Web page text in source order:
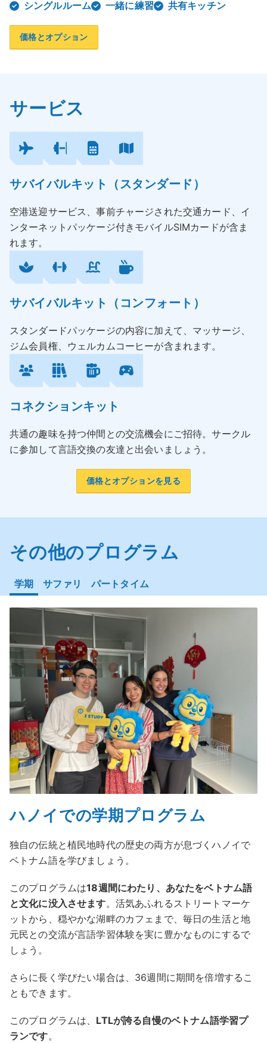
シングルルーム 一緒に練習 共有キッチン
価格とオプション
サービス
サバイバルキット（スタンダード）
空港送迎サービス、事前チャージされた交通カード、イ
ンターネットパッケージ付きモバイルSIMカードが含ま
れます。
サバイバルキット（コンフォート）
スタンダードパッケージの内容に加えて、マッサージ、
ジム会員権、ウェルカムコーヒーが含まれます。
コネクションキット
共通の趣味を持つ仲間との交流機会にご招待。サークル
に参加して言語交換の友達と出会いましょう。
価格とオプションを見る
その他のプログラム
学期 サファリ パートタイム
ハノイでの学期プログラム
独自の伝統と植民地時代の歴史の両方が息づくハノイで
ベトナム語を学びましょう。
このプログラムは18週間にわたり、あなたをベトナム語
と文化に没入させます。活気あふれるストリートマーケ
ットから、穏やかな湖畔のカフェまで、毎日の生活と地
元民との交流が言語学習体験を実に豊かなものにするで
しょう。
さらに長く学びたい場合は、36週間に期間を倍増するこ
ともできます。
このプログラムは、 LTLが誇る自慢のベトナム語学習プ
ランです。